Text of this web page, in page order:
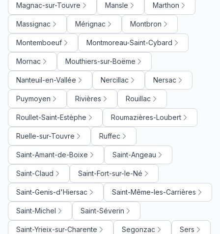
Magnac-sur-Touvre Mansle Marthon
Massignac Mérignac Montbron
Montemboeuf Montmoreau-Saint-Cybard
Mornac Mouthiers-sur-Boëme
Nanteuil-en-Vallée Nercillac Nersac
Puymoyen Rivières Rouillac
Roullet-Saint-Estèphe Roumazières-Loubert
Ruelle-sur-Touvre Ruffec
Saint-Amant-de-Boixe Saint-Angeau
Saint-Claud Saint-Fort-sur-le-Né
Saint-Genis-d'Hiersac Saint-Même-les-Carrières
Saint-Michel Saint-Séverin
Saint-Yrieix-sur-Charente Segonzac Sers